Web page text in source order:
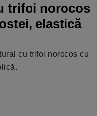
trifoi norocos
elastică
cu trifoi norocos cu